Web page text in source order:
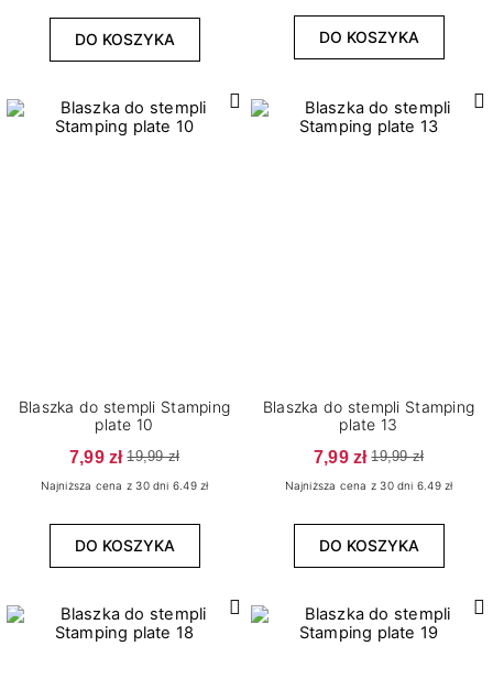
DO KOSZYKA DO KOSZYKA
Blaszka do stempli Stamping
plate 10
7,99 zł 19,99 zł
Najniższa cena z 30 dni 6.49 zł
DO KOSZYKA
Blaszka do stempli Stamping
plate 13
7,99 zł 19,99 zł
Najniższa cena z 30 dni 6.49 zł
DO KOSZYKA